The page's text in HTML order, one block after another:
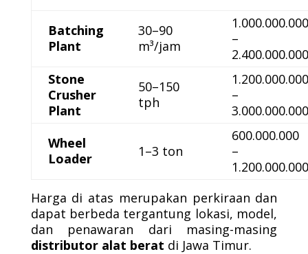
Batching
Plant
30–90
m³/jam
1.000.000.000
–
2.400.000.000
Stone
Crusher
Plant
50–150
tph
1.200.000.000
–
3.000.000.000
Wheel
Loader
1–3 ton
600.000.000
–
1.200.000.000
Harga di atas merupakan perkiraan dan
dapat berbeda tergantung lokasi, model,
dan penawaran dari masing-masing
distributor alat berat di Jawa Timur.